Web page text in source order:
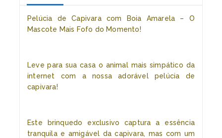
Pelúcia de Capivara com Boia Amarela – O
Mascote Mais Fofo do Momento!
Leve para sua casa o animal mais simpático da
internet com a nossa adorável pelúcia de
capivara!
Este brinquedo exclusivo captura a essência
tranquila e amigável da capivara, mas com um